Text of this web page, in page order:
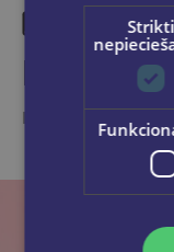
Līdzīgas
Ieskaties, varbūt
Strikti